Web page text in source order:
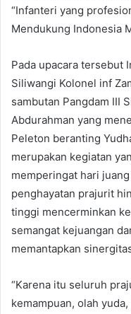
“Infanteri yang
Mendukung Indonesia
Pada upacara tersebut
Siliwangi Kolonel inf
sambutan Pangdam III
Abdurahman yang
Peleton beranting
merupakan kegiatan
memperingat hari
penghayatan prajurit
tinggi mencerminkan
semangat kejuangan
memantapkan
“Karena itu seluruh
kemampuan, olah